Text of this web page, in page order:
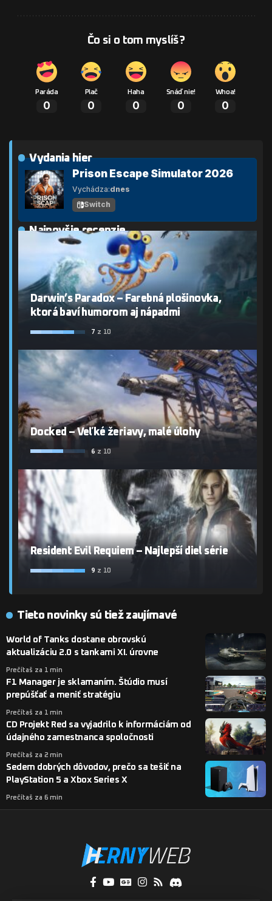
Čo si o tom myslíš?
Paráda
0
Plač
0
Haha
0
Snáď nie!
0
Whoa!
0
Vydania hier
Prison Escape Simulator 2026
Vychádza:dnes
Switch
Najnovšie recenzie
Darwin’s Paradox – Farebná plošinovka,
ktorá baví humorom aj nápadmi
7 z 10
Docked – Veľké žeriavy, malé úlohy
6 z 10
Resident Evil Requiem – Najlepší diel série
9 z 10
Tieto novinky sú tiež zaujímavé
World of Tanks dostane obrovskú
aktualizáciu 2.0 s tankami XI. úrovne
Prečítaš za 1 min
F1 Manager je sklamaním. Štúdio musí
prepúšťať a meniť stratégiu
Prečítaš za 1 min
CD Projekt Red sa vyjadrilo k informáciám od
údajného zamestnanca spoločnosti
Prečítaš za 2 min
Sedem dobrých dôvodov, prečo sa tešiť na
PlayStation 5 a Xbox Series X
Prečítaš za 6 min